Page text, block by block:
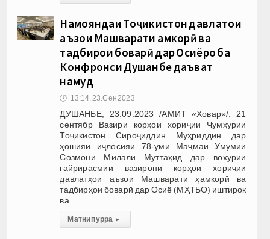
Намояндаи Тоҷикистон давлатҳои
аъзои Машварати ҳамкорӣ ва
тадбирҳои боварӣ дар Осиёро ба
Конфронси Душанбе даъват
намуд
🕔 13:14, 23.Сен 2023
ДУШАНБЕ, 23.09.2023 /АМИТ «Ховар»/. 21
сентябр Вазири корҳои хориҷии Ҷумҳурии
Тоҷикистон Сироҷиддин Муҳриддин дар
ҳошияи иҷлосияи 78-уми Маҷмаи Умумии
Созмони Милали Муттаҳид дар вохӯрии
ғайрирасмии вазирони корҳои хориҷии
давлатҳои аъзои Машварати ҳамкорӣ ва
тадбирҳои боварӣ дар Осиё (МҲТБО) иштирок
ва
Матни пурра ▸